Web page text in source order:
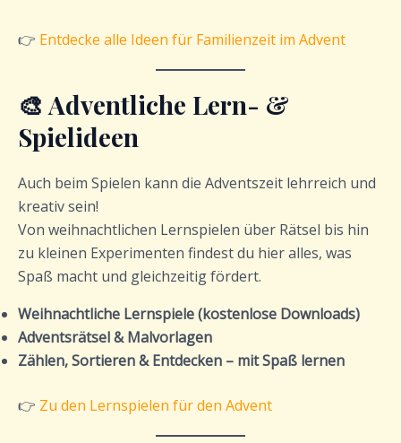
👉 Entdecke alle Ideen für Familienzeit im Advent
🎨 Adventliche Lern- &
Spielideen
Auch beim Spielen kann die Adventszeit lehrreich und
kreativ sein!
Von weihnachtlichen Lernspielen über Rätsel bis hin
zu kleinen Experimenten findest du hier alles, was
Spaß macht und gleichzeitig fördert.
Weihnachtliche Lernspiele (kostenlose Downloads)
Adventsrätsel & Malvorlagen
Zählen, Sortieren & Entdecken – mit Spaß lernen
👉 Zu den Lernspielen für den Advent